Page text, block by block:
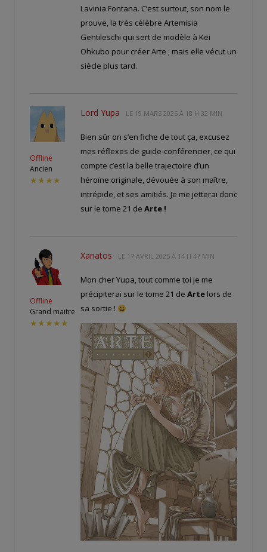
Lavinia Fontana. C’est surtout, son nom le
prouve, la très célèbre Artemisia
Gentileschi qui sert de modèle à Kei
Ohkubo pour créer Arte ; mais elle vécut un
siècle plus tard.
Offline
Ancien
★★★★
Lord Yupa LE 19 MARS 2025 À 18 H 32 MIN
Bien sûr on s’en fiche de tout ça, excusez
mes réflexes de guide-conférencier, ce qui
compte c’est la belle trajectoire d’un
héroïne originale, dévouée à son maître,
intrépide, et ses amitiés. Je me jetterai donc
sur le tome 21 de Arte !
Offline
Grand maitre
★★★★★
Xanatos LE 17 AVRIL 2025 À 14 H 47 MIN
Mon cher Yupa, tout comme toi je me
précipiterai sur le tome 21 de Arte lors de
sa sortie !